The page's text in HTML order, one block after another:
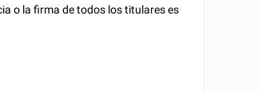
o la firma de todos los titulares es